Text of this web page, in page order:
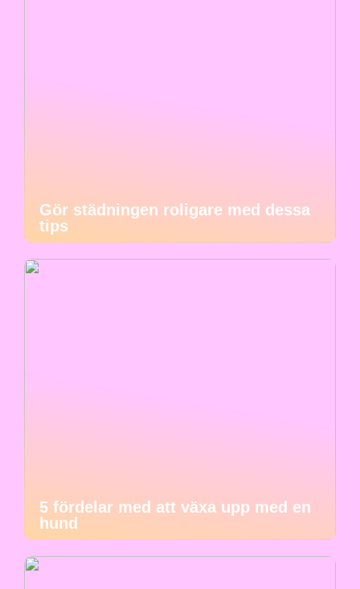
Gör städningen roligare med dessa
tips
5 fördelar med att växa upp med en
hund